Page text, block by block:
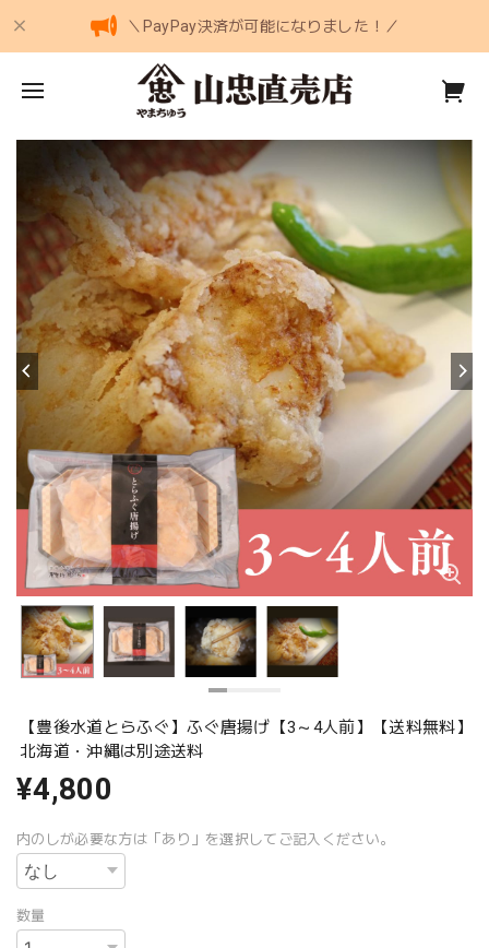
＼PayPay決済が可能になりました！／
【豊後水道とらふぐ】ふぐ唐揚げ【3～4人前】【送料無料】
北海道・沖縄は別途送料
¥4,800
内のしが必要な方は「あり」を選択してご記入ください。
数量